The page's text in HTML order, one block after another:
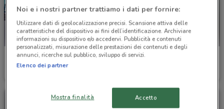
MSC Crociere Valleverde
Noi e i nostri partner trattiamo i dati per fornire:
Utilizzare dati di geolocalizzazione precisi. Scansione attiva delle
caratteristiche del dispositivo ai fini dell’identificazione. Archiviare
informazioni su dispositivo e/o accedervi. Pubblicità e contenuti
personalizzati, misurazione delle prestazioni dei contenuti e degli
annunci, ricerche sul pubblico, sviluppo di servizi.
Elenco dei partner
Mostra finalità Accetto